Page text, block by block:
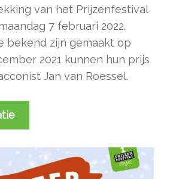
van het Prijzenfestival
7 februari 2022.
bekend zijn gemaakt op
2021 kunnen hun prijs
Jan van Roessel.